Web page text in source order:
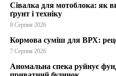
Сівалка для мотоблока: як
ґрунт і техніку
8 Серпня 2026
Кормова суміш для ВРХ:
7 Серпня 2026
Аномальна спека руйнує